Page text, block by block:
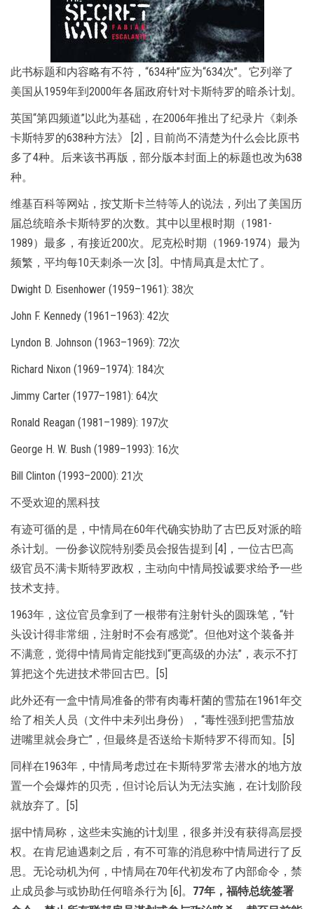
此书标题和内容略有不符，“634种”应为“634次”。它列举了
美国从1959年到2000年各届政府针对卡斯特罗的暗杀计划。
英国“第四频道”以此为基础，在2006年推出了纪录片《刺杀
卡斯特罗的638种方法》 [2]，目前尚不清楚为什么会比原书
多了4种。后来该书再版，部分版本封面上的标题也改为638
种。
维基百科等网站，按艾斯卡兰特等人的说法，列出了美国历
届总统暗杀卡斯特罗的次数。其中以里根时期（1981-
1989）最多，有接近200次。尼克松时期（1969-1974）最为
频繁，平均每10天刺杀一次 [3]。中情局真是太忙了。
Dwight D. Eisenhower (1959–1961): 38次
John F. Kennedy (1961–1963): 42次
Lyndon B. Johnson (1963–1969): 72次
Richard Nixon (1969–1974): 184次
Jimmy Carter (1977–1981): 64次
Ronald Reagan (1981–1989): 197次
George H. W. Bush (1989–1993): 16次
Bill Clinton (1993–2000): 21次
不受欢迎的黑科技
有迹可循的是，中情局在60年代确实协助了古巴反对派的暗
杀计划。一份参议院特别委员会报告提到 [4]，一位古巴高
级官员不满卡斯特罗政权，主动向中情局投诚要求给予一些
技术支持。
1963年，这位官员拿到了一根带有注射针头的圆珠笔，“针
头设计得非常细，注射时不会有感觉”。但他对这个装备并
不满意，觉得中情局肯定能找到“更高级的办法”，表示不打
算把这个先进技术带回古巴。[5]
此外还有一盒中情局准备的带有肉毒杆菌的雪茄在1961年交
给了相关人员（文件中未列出身份），“毒性强到把雪茄放
进嘴里就会身亡”，但最终是否送给卡斯特罗不得而知。[5]
同样在1963年，中情局考虑过在卡斯特罗常去潜水的地方放
置一个会爆炸的贝壳，但讨论后认为无法实施，在计划阶段
就放弃了。[5]
据中情局称，这些未实施的计划里，很多并没有获得高层授
权。在肯尼迪遇刺之后，有不可靠的消息称中情局进行了反
思。无论动机为何，中情局在70年代初发布了内部命令，禁
止成员参与或协助任何暗杀行为 [6]。 77年，福特总统签署